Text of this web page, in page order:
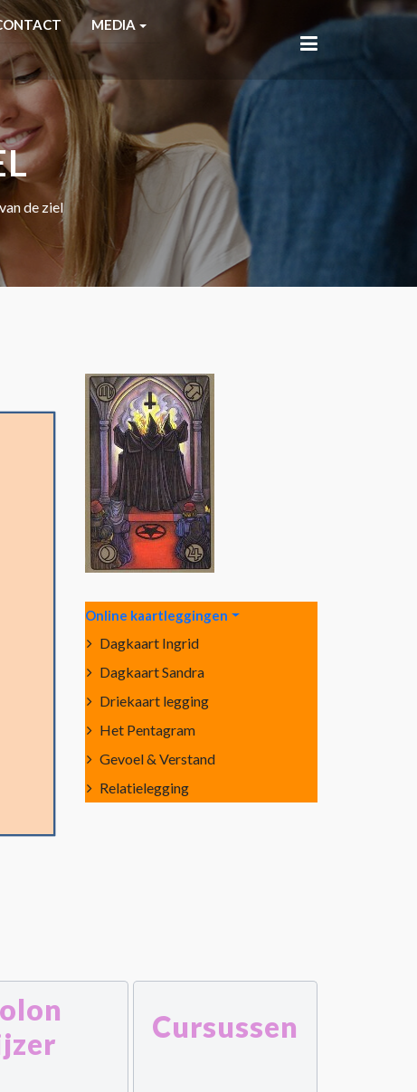
MEDIA
de ziel
Online kaartleggingen
Dagkaart Ingrid
Dagkaart Sandra
Driekaart legging
Het Pentagram
Gevoel & Verstand
Relatielegging
Cursussen